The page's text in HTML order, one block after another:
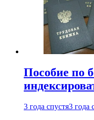
Пособие по
3 года спустя3 года